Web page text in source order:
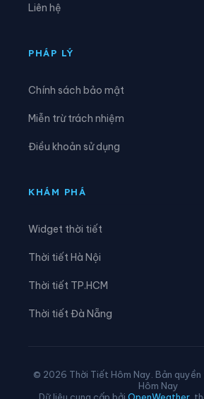
Phường Trần Liễu
Xã An Trường
Xã Hải
Liên hệ
PHÁP LÝ
Chính sách bảo mật
Miễn trừ trách nhiệm
Điều khoản sử dụng
KHÁM PHÁ
Widget thời tiết
Thời tiết Hà Nội
Thời tiết TP.HCM
Thời tiết Đà Nẵng
© 2026 Thời Tiết Hôm Nay. Bản
Hôm Nay